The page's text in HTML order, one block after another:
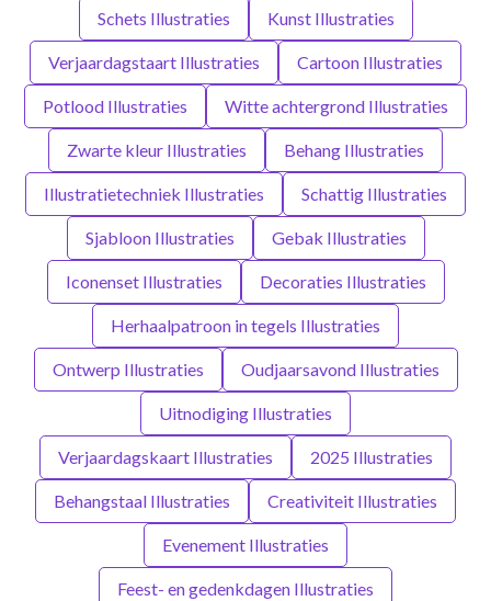
Schets Illustraties Kunst Illustraties
Verjaardagstaart Illustraties Cartoon Illustraties
Potlood Illustraties Witte achtergrond Illustraties
Zwarte kleur Illustraties Behang Illustraties
Illustratietechniek Illustraties Schattig Illustraties
Sjabloon Illustraties Gebak Illustraties
Iconenset Illustraties Decoraties Illustraties
Herhaalpatroon in tegels Illustraties
Ontwerp Illustraties Oudjaarsavond Illustraties
Uitnodiging Illustraties
Verjaardagskaart Illustraties 2025 Illustraties
Behangstaal Illustraties Creativiteit Illustraties
Evenement Illustraties
Feest- en gedenkdagen Illustraties